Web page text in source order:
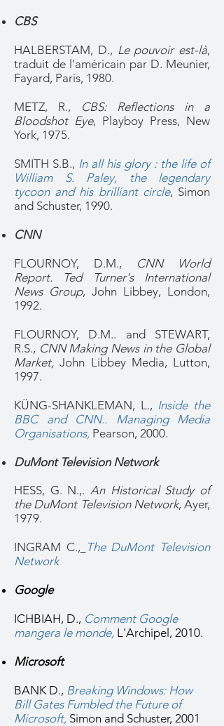
CBS
HALBERSTAM, D., Le pouvoir est-là,
traduit de l'américain par D. Meunier,
Fayard, Paris, 1980.
METZ, R., CBS: Reflections in a
Bloodshot Eye, Playboy Press, New
York, 1975.
SMITH S.B., In all his glory : the life of
William S. Paley, the legendary
tycoon and his brilliant circle, Simon
and Schuster, 1990.
CNN
FLOURNOY, D.M., CNN World
Report. Ted Turner's International
News Group, John Libbey, London,
1992.
FLOURNOY, D.M.. and STEWART,
R.S., CNN Making News in the Global
Market, John Libbey Media, Lutton,
1997.
KÜNG-SHANKLEMAN, L., Inside the
BBC and CNN.. Managing Media
Organisations, Pearson, 2000.
DuMont Television Network
HESS, G. N.,. An Historical Study of
the DuMont Television Network, Ayer,
1979.
INGRAM C., The DuMont Television
Network
Google
ICHBIAH, D., Comment Google
mangera le monde, L'Archipel, 2010.
Microsoft
BANK D., Breaking Windows: How
Bill Gates Fumbled the Future of
Microsoft, Simon and Schuster, 2001